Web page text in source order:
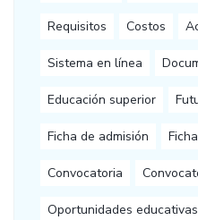
Requisitos Costos
Sistema en línea
Educación superior
Ficha de admisión
Convocatoria
Oportunidades educativas